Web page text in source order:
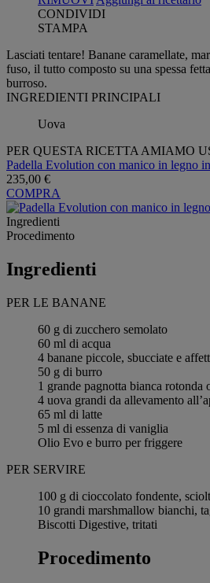
CONDIVIDI
STAMPA
Lasciati tentare! Banane caramellate,
fuso, il tutto composto su una spessa
burroso.
INGREDIENTI PRINCIPALI
Uova
PER QUESTA RICETTA AMIAMO
Padella Evolution con manico in legno
235,00 €
COMPRA
Ingredienti
Procedimento
Ingredienti
PER LE BANANE
60 g di zucchero semolato
60 ml di acqua
4 banane piccole, sbucciate e
50 g di burro
1 grande pagnotta bianca rotonda
4 uova grandi da allevamento
65 ml di latte
5 ml di essenza di vaniglia
Olio Evo e burro per friggere
PER SERVIRE
100 g di cioccolato fondente,
10 grandi marshmallow bianchi,
Biscotti Digestive, tritati
Procedimento